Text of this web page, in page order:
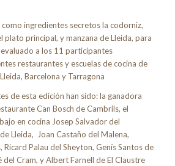
ingredientes secretos la codorniz,
plato principal, y manzana de Lleida, para
a los 11 participantes
restaurantes y escuelas de cocina de
Barcelona y Tarragona
de esta edición han sido: la ganadora
Can Bosch de Cambrils, el
en cocina Josep Salvador del
Lleida, Joan Castaño del Malena,
Palau del Sheyton, Genís Santos de
del Cram, y Albert Farnell de El Claustre